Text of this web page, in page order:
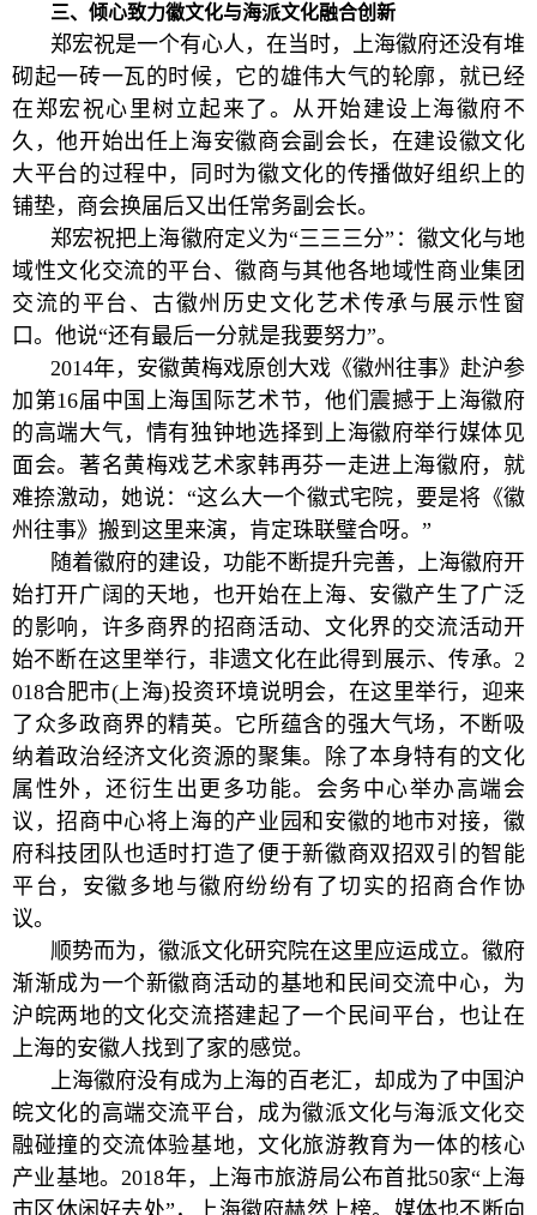
三、倾心致力徽文化与海派文化融合创新
郑宏祝是一个有心人，在当时，上海徽府还没有堆
砌起一砖一瓦的时候，它的雄伟大气的轮廓，就已经
在郑宏祝心里树立起来了。从开始建设上海徽府不
久，他开始出任上海安徽商会副会长，在建设徽文化
大平台的过程中，同时为徽文化的传播做好组织上的
铺垫，商会换届后又出任常务副会长。
郑宏祝把上海徽府定义为“三三三分”：徽文化与地
域性文化交流的平台、徽商与其他各地域性商业集团
交流的平台、古徽州历史文化艺术传承与展示性窗
口。他说“还有最后一分就是我要努力”。
2014年，安徽黄梅戏原创大戏《徽州往事》赴沪参
加第16届中国上海国际艺术节，他们震撼于上海徽府
的高端大气，情有独钟地选择到上海徽府举行媒体见
面会。著名黄梅戏艺术家韩再芬一走进上海徽府，就
难捺激动，她说：“这么大一个徽式宅院，要是将《徽
州往事》搬到这里来演，肯定珠联璧合呀。”
随着徽府的建设，功能不断提升完善，上海徽府开
始打开广阔的天地，也开始在上海、安徽产生了广泛
的影响，许多商界的招商活动、文化界的交流活动开
始不断在这里举行，非遗文化在此得到展示、传承。2
018合肥市(上海)投资环境说明会，在这里举行，迎来
了众多政商界的精英。它所蕴含的强大气场，不断吸
纳着政治经济文化资源的聚集。除了本身特有的文化
属性外，还衍生出更多功能。会务中心举办高端会
议，招商中心将上海的产业园和安徽的地市对接，徽
府科技团队也适时打造了便于新徽商双招双引的智能
平台，安徽多地与徽府纷纷有了切实的招商合作协
议。
顺势而为，徽派文化研究院在这里应运成立。徽府
渐渐成为一个新徽商活动的基地和民间交流中心，为
沪皖两地的文化交流搭建起了一个民间平台，也让在
上海的安徽人找到了家的感觉。
上海徽府没有成为上海的百老汇，却成为了中国沪
皖文化的高端交流平台，成为徽派文化与海派文化交
融碰撞的交流体验基地，文化旅游教育为一体的核心
产业基地。2018年，上海市旅游局公布首批50家“上海
市区休闲好去处”，上海徽府赫然上榜。媒体也不断向